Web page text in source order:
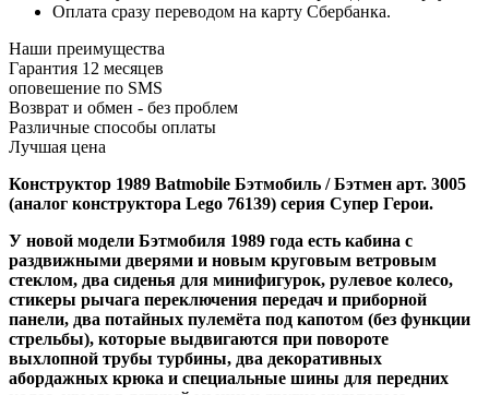
Оплата сразу переводом на карту Сбербанка.
Наши преимущества
Гарантия 12 месяцев
оповешение по SMS
Возврат и обмен - без проблем
Различные способы оплаты
Лучшая цена
Конструктор 1989 Batmobile Бэтмобиль / Бэтмен арт. 3005
(аналог конструктора Lego 76139) серия Супер Герои.
У новой модели Бэтмобиля 1989 года есть кабина с
раздвижными дверями и новым круговым ветровым
стеклом, два сиденья для минифигурок, рулевое колесо,
стикеры рычага переключения передач и приборной
панели, два потайных пулемёта под капотом (без функции
стрельбы), которые выдвигаются при повороте
выхлопной трубы турбины, два декоративных
абордажных крюка и специальные шины для передних